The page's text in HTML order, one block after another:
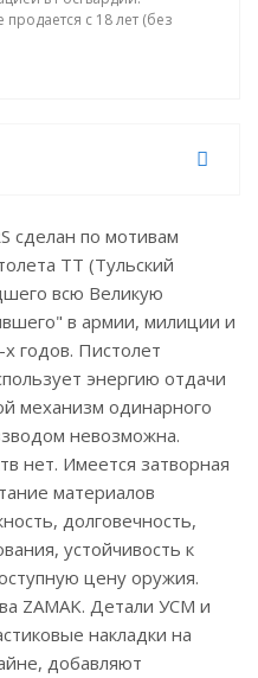
с 18 лет (без
сделан по мотивам
ТТ (Тульский
всю Великую
в армии, милиции и
годов. Пистолет
энергию отдачи
механизм одинарного
невозможна.
нет. Имеется затворная
материалов
долговечность,
устойчивость к
цену оружия.
ZAMAK. Детали УСМ и
накладки на
добавляют